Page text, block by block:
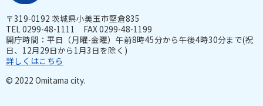
〒319-0192 茨城県小美玉市堅倉835
TEL 0299-48-1111 FAX 0299-48-1199
開庁時間：平日（月曜-金曜）午前8時45分から午後4時30分まで(祝
日、12月29日から1月3日を除く)
詳しくはこちら
© 2022 Omitama city.